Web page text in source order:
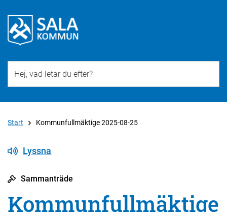
Start Kommunfullmäktige 2025-08-25
Lyssna
Sammanträde
Kommunfullmäktige